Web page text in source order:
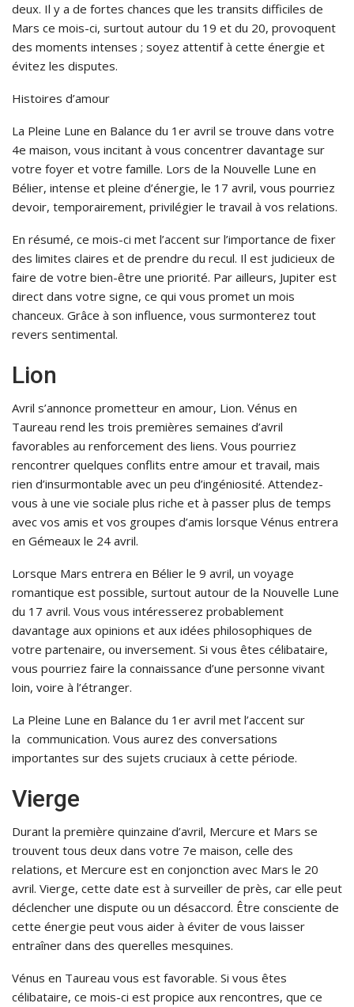
deux. Il y a de fortes chances que les transits difficiles de
Mars ce mois-ci, surtout autour du 19 et du 20, provoquent
des moments intenses ; soyez attentif à cette énergie et
évitez les disputes.
Histoires d’amour
La Pleine Lune en Balance du 1er avril se trouve dans votre
4e maison, vous incitant à vous concentrer davantage sur
votre foyer et votre famille. Lors de la Nouvelle Lune en
Bélier, intense et pleine d’énergie, le 17 avril, vous pourriez
devoir, temporairement, privilégier le travail à vos relations.
En résumé, ce mois-ci met l’accent sur l’importance de fixer
des limites claires et de prendre du recul. Il est judicieux de
faire de votre bien-être une priorité. Par ailleurs, Jupiter est
direct dans votre signe, ce qui vous promet un mois
chanceux. Grâce à son influence, vous surmonterez tout
revers sentimental.
Lion
Avril s’annonce prometteur en amour, Lion. Vénus en
Taureau rend les trois premières semaines d’avril
favorables au renforcement des liens. Vous pourriez
rencontrer quelques conflits entre amour et travail, mais
rien d’insurmontable avec un peu d’ingéniosité. Attendez-
vous à une vie sociale plus riche et à passer plus de temps
avec vos amis et vos groupes d’amis lorsque Vénus entrera
en Gémeaux le 24 avril.
Lorsque Mars entrera en Bélier le 9 avril, un voyage
romantique est possible, surtout autour de la Nouvelle Lune
du 17 avril. Vous vous intéresserez probablement
davantage aux opinions et aux idées philosophiques de
votre partenaire, ou inversement. Si vous êtes célibataire,
vous pourriez faire la connaissance d’une personne vivant
loin, voire à l’étranger.
La Pleine Lune en Balance du 1er avril met l’accent sur
la communication. Vous aurez des conversations
importantes sur des sujets cruciaux à cette période.
Vierge
Durant la première quinzaine d’avril, Mercure et Mars se
trouvent tous deux dans votre 7e maison, celle des
relations, et Mercure est en conjonction avec Mars le 20
avril. Vierge, cette date est à surveiller de près, car elle peut
déclencher une dispute ou un désaccord. Être consciente de
cette énergie peut vous aider à éviter de vous laisser
entraîner dans des querelles mesquines.
Vénus en Taureau vous est favorable. Si vous êtes
célibataire, ce mois-ci est propice aux rencontres, que ce